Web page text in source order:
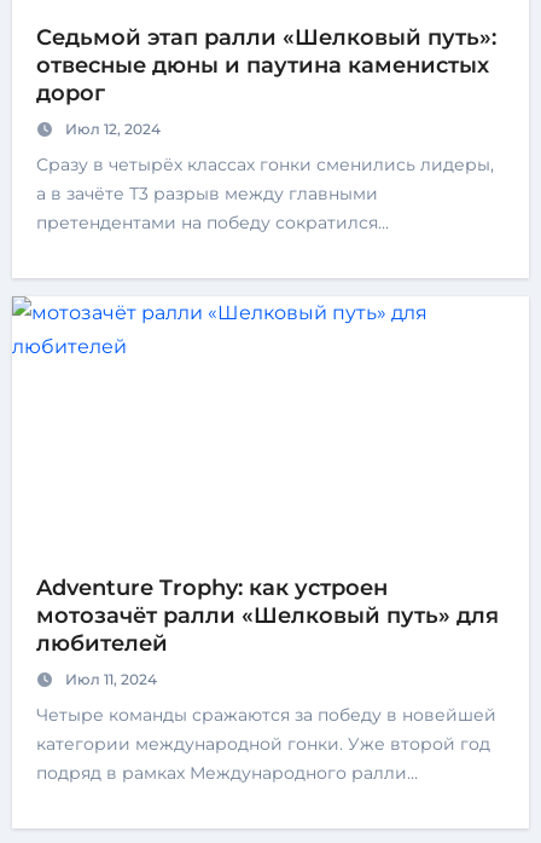
Седьмой этап ралли «Шелковый путь»:
отвесные дюны и паутина каменистых
дорог
Июл 12, 2024
Сразу в четырёх классах гонки сменились лидеры,
а в зачёте Т3 разрыв между главными
претендентами на победу сократился…
Adventure Trophy: как устроен
мотозачёт ралли «Шелковый путь» для
любителей
Июл 11, 2024
Четыре команды сражаются за победу в новейшей
категории международной гонки. Уже второй год
подряд в рамках Международного ралли…